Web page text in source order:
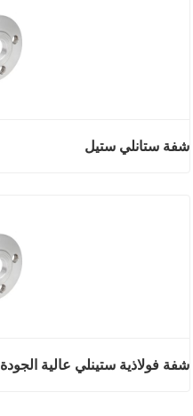
شفة ستانلي ستيل
شفة فولاذية ستينلي عالية الجودة